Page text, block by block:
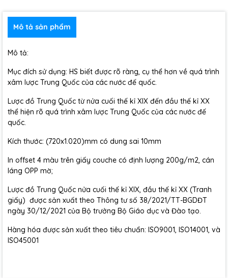
Mô tả sản phẩm
Mô tả:
Mục đích sử dụng: HS biết được rõ ràng, cụ thể hơn về quá trình
xâm lược Trung Quốc của các nước đế quốc.
Lược đồ Trung Quốc từ nửa cuối thế kỉ XIX đến đầu thế kỉ XX
thể hiện rõ quá trình xâm lược Trung Quốc của các nước đế
quốc.
Kích thước: (720x1.020)mm có dung sai 10mm
In offset 4 màu trên giấy couche có định lượng 200g/m2, cán
láng OPP mờ;
Lược đồ Trung Quốc nửa cuối thế kỉ XIX, đầu thế kỉ XX (Tranh
giấy) được sản xuất theo Thông tư số 38/2021/TT-BGDĐT
ngày 30/12/2021 của Bộ trưởng Bộ Giáo dục và Đào tạo.
Hàng hóa được sản xuất theo tiêu chuẩn: ISO9001, ISO14001, và
ISO45001